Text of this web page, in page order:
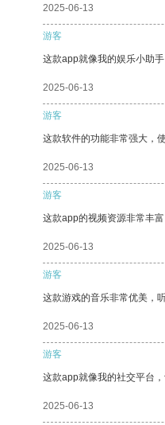
2025-06-13
游客
这款app就像我的娱乐小助
2025-06-13
游客
这款软件的功能非常强大，
2025-06-13
游客
这款app的视频资源非常丰
2025-06-13
游客
这款游戏的音乐非常优美，
2025-06-13
游客
这款app就像我的社交平台
2025-06-13